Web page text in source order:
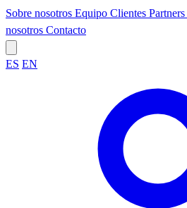
Sobre nosotros Equipo Clientes Partners
nosotros Contacto
ES EN